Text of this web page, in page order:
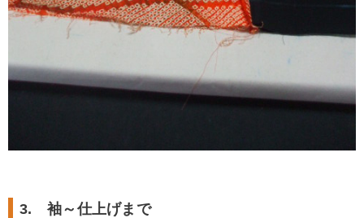
3. 袖～仕上げまで